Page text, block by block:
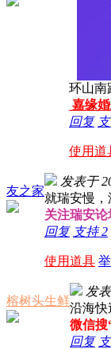
环山南
嘉缘
回复
使用道
友之家
发表于
就瑞安慢
关注瑞安
回复 支持2
使用道具
榕树头生鲜
发
沿海快
微信搜
回复